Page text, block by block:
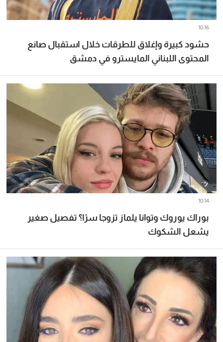
حشود كبيرة وإغلاق للطرقات خلال استقبال صانع
المحتوى اللبناني المايسترو في دمشق
10:16
بوراك يوروك وتوانا يلماز تزوجا سرًا؟ تفصيل صغير
يشعل الشكوك
10:14